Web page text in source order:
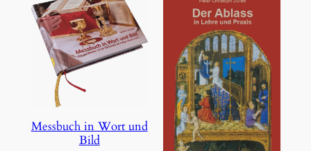
Messbuch in Wort und
Bild